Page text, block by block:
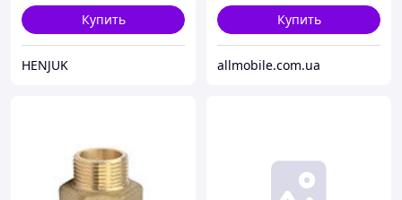
Купить
HENJUK
Купить
allmobile.com.ua